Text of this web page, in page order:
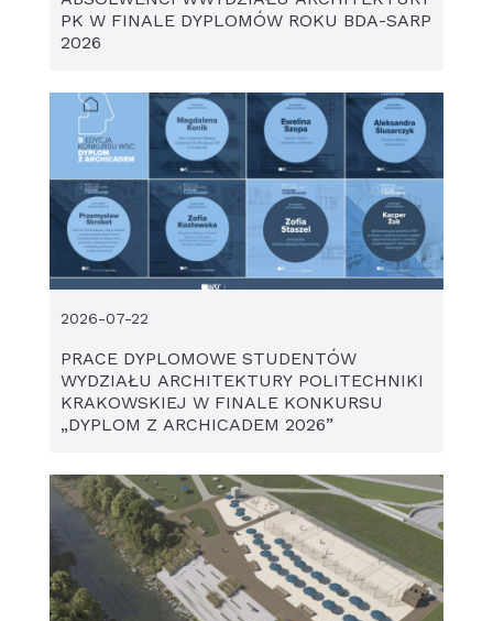
PK W FINALE DYPLOMÓW ROKU BDA-SARP
2026
PRACE DYPLOMOWE STUDENTÓW
WYDZIAŁU ARCHITEKTURY POLITECHNIKI
KRAKOWSKIEJ W FINALE KONKURSU
„DYPLOM Z ARCHICADEM 2026”
2026-07-22